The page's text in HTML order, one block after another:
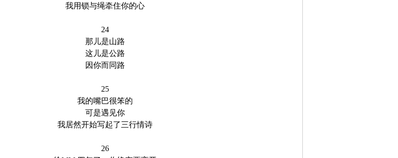
我用锁与绳牵住你的心
24
那儿是山路
这儿是公路
因你而同路
25
我的嘴巴很笨的
可是遇见你
我居然开始写起了三行情诗
26